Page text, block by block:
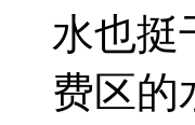
水也挺
费区的